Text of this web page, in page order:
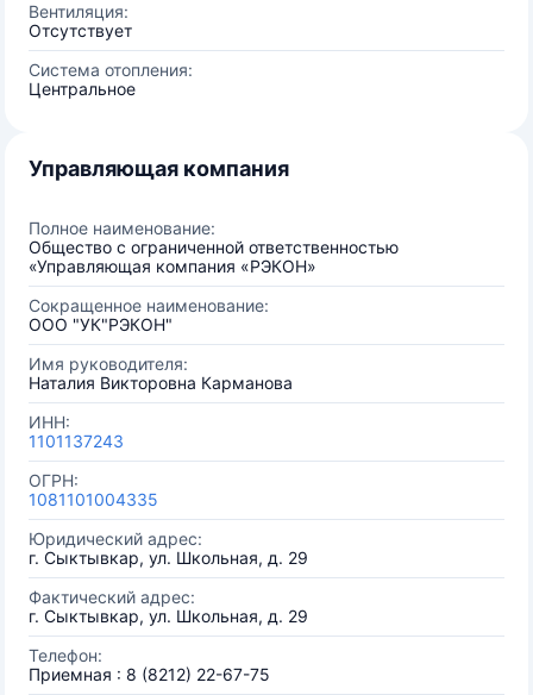
Вентиляция:
Отсутствует
Система отопления:
Центральное
Управляющая компания
Полное наименование:
Общество с ограниченной ответственностью
«Управляющая компания «РЭКОН»
Сокращенное наименование:
ООО "УК"РЭКОН"
Имя руководителя:
Наталия Викторовна Карманова
ИНН:
1101137243
ОГРН:
1081101004335
Юридический адрес:
г. Сыктывкар, ул. Школьная, д. 29
Фактический адрес:
г. Сыктывкар, ул. Школьная, д. 29
Телефон:
Приемная : 8 (8212) 22-67-75